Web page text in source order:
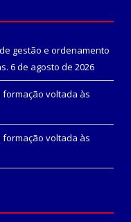
gestão e ordenamento
6 de agosto de 2026
voltada às
voltada às